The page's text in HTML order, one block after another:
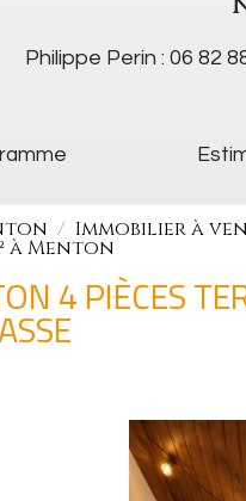
Philippe Perin : 06 82
Immobilier à
à Menton
4 PIÈCES